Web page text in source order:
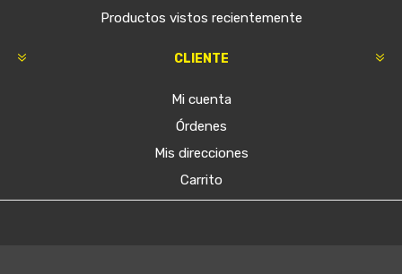
Productos vistos recientemente
CLIENTE
Mi cuenta
Órdenes
Mis direcciones
Carrito